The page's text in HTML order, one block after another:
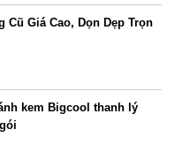
Cũ Giá Cao, Dọn Dẹp Trọn
kem Bigcool thanh lý